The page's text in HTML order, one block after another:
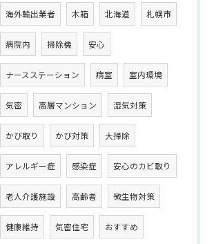
海外輸出業者 木箱 北海道 札幌市
病院内 掃除機 安心
ナースステーション 病室 室内環境
気密 高層マンション 湿気対策
かび取り かび対策 大掃除
アレルギー症 感染症 安心のカビ取り
老人介護施設 高齢者 微生物対策
健康維持 気密住宅 おすすめ